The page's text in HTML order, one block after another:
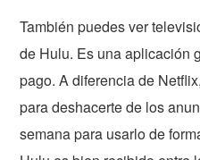
También puedes ver
de Hulu. Es una aplicación
pago. A diferencia de
para deshacerte de los
semana para usarlo de